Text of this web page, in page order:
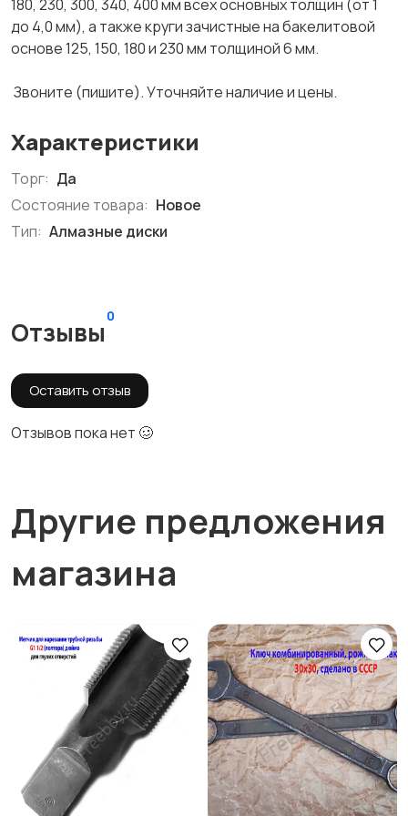
180, 230, 300, 340, 400 мм всех основных толщин (от 1
до 4,0 мм), а также круги зачистные на бакелитовой
основе 125, 150, 180 и 230 мм толщиной 6 мм.
Звоните (пишите). Уточняйте наличие и цены.
Характеристики
Торг: Да
Состояние товара: Новое
Тип: Алмазные диски
Отзывы
0
Оставить отзыв
Отзывов пока нет 🥴
Другие предложения
магазина